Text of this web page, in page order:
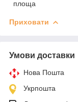
площа
Приховати
Умови доставки
Нова Пошта
Укрпошта